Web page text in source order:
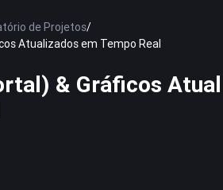
de Projetos/
Atualizados em Tempo Real
& Gráficos